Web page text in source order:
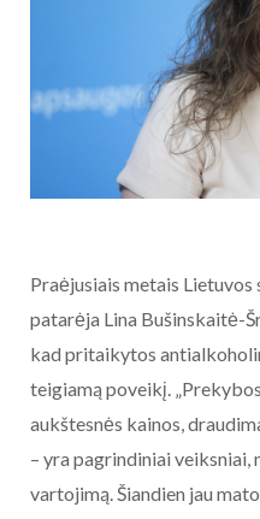
Praėjusiais metais
patarėja Lina Bušinskaitė-
kad pritaikytos
teigiamą poveikį.
aukštesnės kainos,
– yra pagrindiniai veiksniai,
vartojimą. Šiandien jau